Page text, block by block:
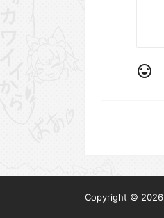
Copyright © 2026